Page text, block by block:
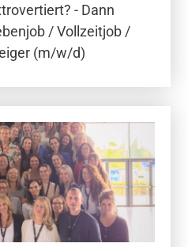
- Dann
/ Vollzeitjob /
(m/w/d)